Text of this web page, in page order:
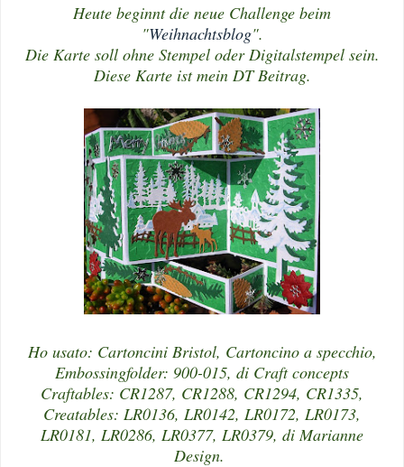
Heute beginnt die neue Challenge beim
"Weihnachtsblog".
Die Karte soll ohne Stempel oder Digitalstempel sein.
Diese Karte ist mein DT Beitrag.
Ho usato: Cartoncini Bristol, Cartoncino a specchio,
Embossingfolder: 900-015, di Craft concepts
Craftables: CR1287, CR1288, CR1294, CR1335,
Creatables: LR0136, LR0142, LR0172, LR0173,
LR0181, LR0286, LR0377, LR0379, di Marianne
Design.